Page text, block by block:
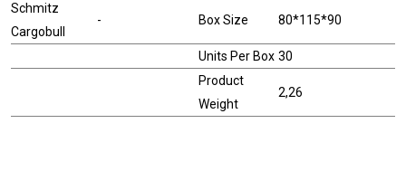
Schmitz
Cargobull
- Box Size 80*115*90
Units Per Box 30
Product
Weight
2,26